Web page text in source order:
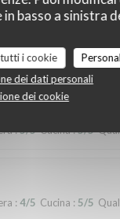
basso a sinistra
i cookie
dei dati personali
dei cookie
:5/5 Cucina:5/5
: 4/5 Cucina : 5/5